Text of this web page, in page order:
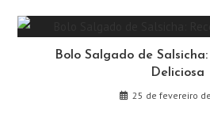
Bolo Salgado de
Deliciosa
25 de fevereiro